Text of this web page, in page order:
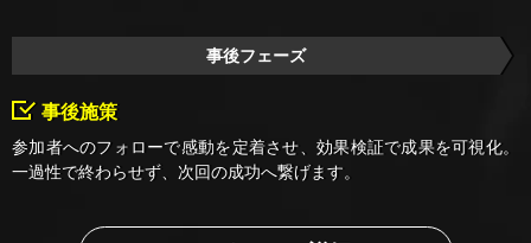
事後フェーズ
事後施策
参加者へのフォローで感動を定着させ、効果検証で成果を可視化。
一過性で終わらせず、次回の成功へ繋げます。